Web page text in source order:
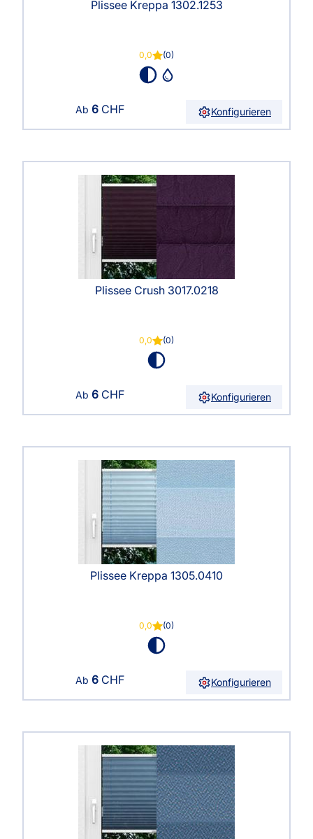
Plissee Kreppa 1302.1253
0,0 (0)
Ab 6 CHF Konfigurieren
Plissee Crush 3017.0218
0,0 (0)
Ab 6 CHF Konfigurieren
Plissee Kreppa 1305.0410
0,0 (0)
Ab 6 CHF Konfigurieren